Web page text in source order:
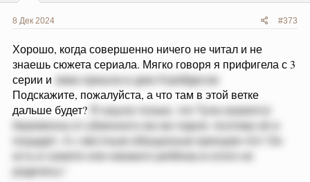
8 Дек 2024 #373
Хорошо, когда совершенно ничего не читал и не
знаешь сюжета сериала. Мягко говоря я прифигела с 3
серии и зима пришла в дом Атрейдесов
Подскажите, пожалуйста, а что там в этой ветке
дальше будет?
Я нашла только, что Тула окажется
беременна от убиенного ею же парня, поэтому её и
пощадят. А с местным обещанным принцем что? Он
есть в сюжете или никакого ребёнка в итоге не
родилось?